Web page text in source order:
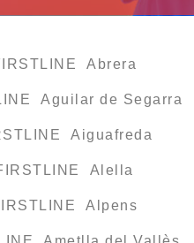
Abrera
Aguilar de Segarra
Aiguafreda
Alella
Alpens